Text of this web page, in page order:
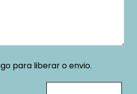
para liberar o envio.